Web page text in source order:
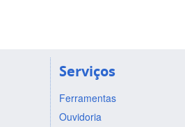
Serviços
Ferramentas
Ouvidoria